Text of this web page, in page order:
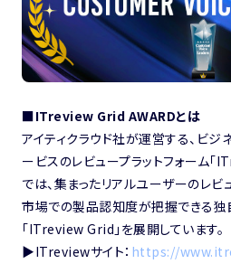
■ITreview Grid AWARDとは
アイティクラウド社が運営する、ビジ
ービスのレビュープラットフォーム「
では、集まったリアルユーザーのレ
市場での製品認知度が把握できる独
「ITreview Grid」を展開しています。
▶︎ITreviewサイト： https://